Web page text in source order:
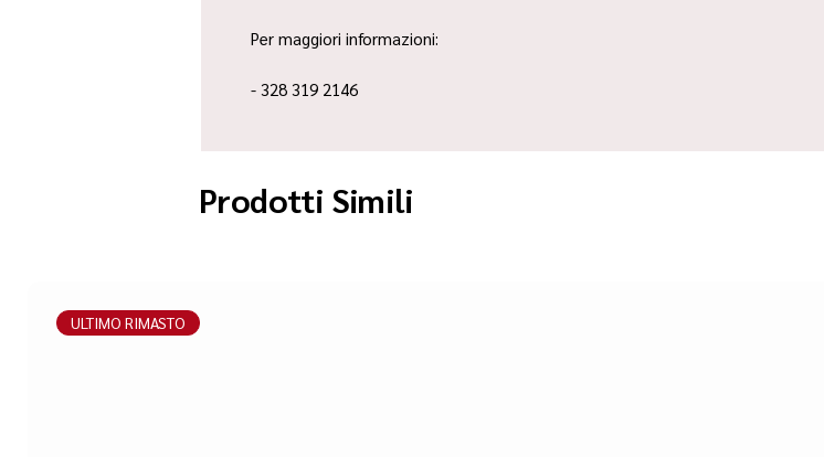
Per maggiori informazioni:
- 328 319 2146
Prodotti Simili
ULTIMO RIMASTO